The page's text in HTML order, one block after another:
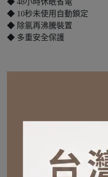
◆ 48小時休眠省電
◆ 10秒未使用自動鎖定
◆ 除氯再沸騰裝置
◆ 多重安全保護